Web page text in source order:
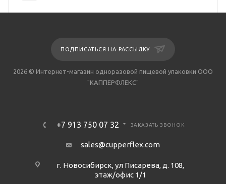
ПОДПИСАТЬСЯ НА РАССЫЛКУ
2026 © Интернет-магазин одноразовой пищевой упаковки ООО
"КАППЕРФЛЕКС"
+7 913 750 07 32 ЗАКАЗАТЬ ЗВОНОК
sales@cupperflex.com
г. Новосибирск, ул Писарева, д. 108,
этаж/офис 1/1